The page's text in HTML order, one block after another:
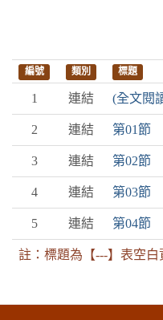
編號 類別 標題
1 連結 (全文閱
2 連結 第01節
3 連結 第02節
4 連結 第03節
5 連結 第04節
註：標題為【---】表空白